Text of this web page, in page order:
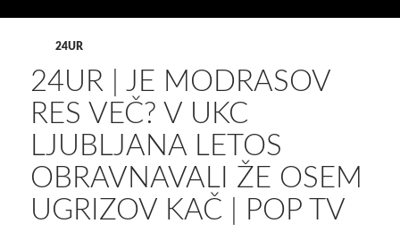
24UR
24UR | JE MODRASOV
RES VEČ? V UKC
LJUBLJANA LETOS
OBRAVNAVALI ŽE OSEM
UGRIZOV KAČ | POP TV